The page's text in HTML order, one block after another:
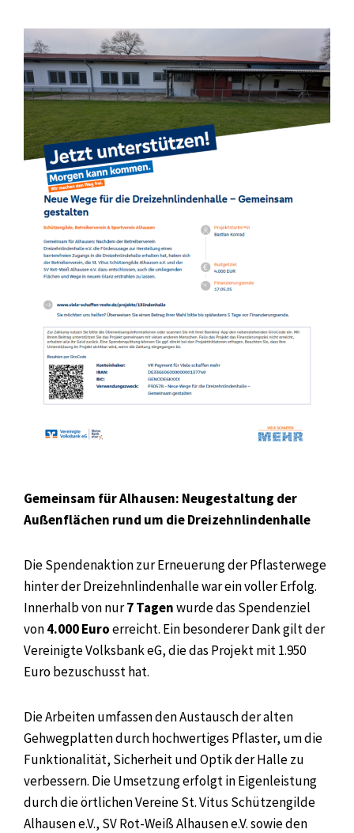
Gemeinsam für Alhausen: Neugestaltung der
Außenflächen rund um die Dreizehnlindenhalle
Die Spendenaktion zur Erneuerung der Pflasterwege
hinter der Dreizehnlindenhalle war ein voller Erfolg.
Innerhalb von nur7 Tagenwurde das Spendenziel
von4.000 Euroerreicht. Ein besonderer Dank gilt der
Vereinigte Volksbank eG, die das Projekt mit 1.950
Euro bezuschusst hat.
Die Arbeiten umfassen den Austausch der alten
Gehwegplatten durch hochwertiges Pflaster, um die
Funktionalität, Sicherheit und Optik der Halle zu
verbessern. Die Umsetzung erfolgt in Eigenleistung
durch die örtlichen Vereine St. Vitus Schützengilde
Alhausen e.V., SV Rot-Weiß Alhausen e.V. sowie den